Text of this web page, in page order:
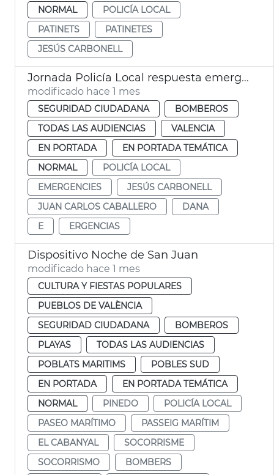
NORMAL
POLICÍA LOCAL
PATINETS
PATINETES
JESÚS CARBONELL
Jornada Policía Local respuesta emergencias València
modificado hace 1 mes
SEGURIDAD CIUDADANA
BOMBEROS
TODAS LAS AUDIENCIAS
VALENCIA
EN PORTADA
EN PORTADA TEMÁTICA
NORMAL
POLICÍA LOCAL
EMERGENCIES
JESÚS CARBONELL
JUAN CARLOS CABALLERO
DANA
E
ERGENCIAS
Dispositivo Noche de San Juan
modificado hace 1 mes
CULTURA Y FIESTAS POPULARES
PUEBLOS DE VALÈNCIA
SEGURIDAD CIUDADANA
BOMBEROS
PLAYAS
TODAS LAS AUDIENCIAS
POBLATS MARITIMS
POBLES SUD
EN PORTADA
EN PORTADA TEMÁTICA
NORMAL
PINEDO
POLICÍA LOCAL
PASEO MARÍTIMO
PASSEIG MARÍTIM
EL CABANYAL
SOCORRISME
SOCORRISMO
BOMBERS